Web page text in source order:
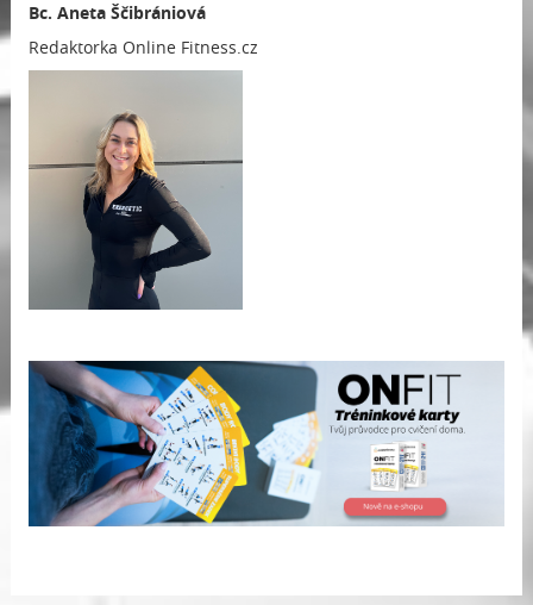
Bc. Aneta Ščibrániová
Redaktorka Online Fitness.cz